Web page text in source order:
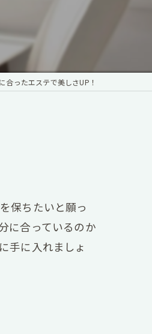
合ったエステで美しさUP！
保ちたいと願っ
に合っているのか
手に入れましょ